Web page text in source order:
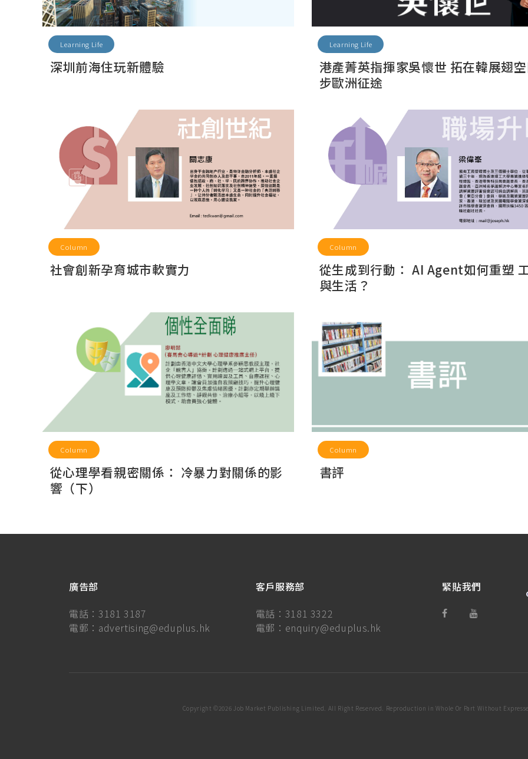
Learning Life
深圳前海住玩新體驗
Learning Life
港產菁英指揮家吳懷世 拓在韓展翅
步歐洲征途
Column
社會創新孕育城市軟實力
Column
從生成到行動： AI Agent如何重塑
與生活？
Column
從心理學看親密關係： 冷暴力對關係的影
響（下）
Column
書評
廣告部
電話： 3181 3187
電郵： advertising@eduplus.hk
客戶服務部
電話： 3181 3322
電郵： enquiry@eduplus.hk
緊貼我們
Copyright ©2026 Job Market Publishing Limited. All Right Reserved. Reproduction in Whole Or Part Without